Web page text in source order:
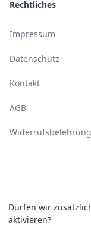
Rechtliches
Impressum
Datenschutz
Kontakt
AGB
Widerrufsbelehrung
© 2026 Canigo GmbH.
Dürfen wir
aktivieren?